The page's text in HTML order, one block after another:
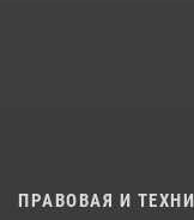
ПРАВОВАЯ И